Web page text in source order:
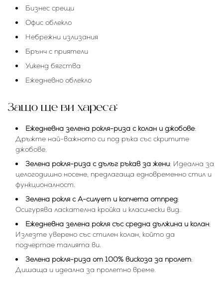
Бизнес срещи
Офис облекло
Небрежни излизания
Брънч с приятели
Уикенд бягства
Ежедневно облекло
Защо ще ви хареса:
Ежедневна зелена рокля-риза с колан и джобове:
Дръжте най-важното си под ръка със скритите
джобове.
Зелена рокля-риза с дълъг ръкав за жени: Идеална за
целогодишно носене, предлагаща едновременно стил и
функционалност.
Зелена рокля с А-силует и копчета отпред:
Осигурява ласкателна кройка и класически вид.
Ежедневна зелена рокля със средна дължина и колан:
Излезте уверено със стилен колан, който да
подчертае талията ви.
Зелена рокля-риза от 100% вискоза за пролет:
Дишаща и идеална за пролетно време.